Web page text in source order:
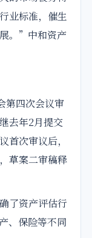
业标准，催生
。”中和资产
第四次会议审
去年2月提交
首次审议后，
草案二审稿释
了资产评估行
、保险等不同